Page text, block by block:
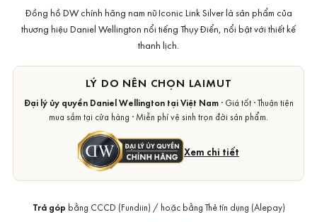
Đồng hồ DW chính hãng nam nữ Iconic Link Silver là sản phẩm của
thương hiệu Daniel Wellington nổi tiếng Thụy Điển, nổi bật với thiết kế
thanh lịch.
LÝ DO NÊN CHỌN LAIMUT
Đại lý ủy quyền Daniel Wellington tại Việt Nam· Giá tốt · Thuận tiện
mua sắm tại cửa hàng · Miễn phí vệ sinh trọn đời sản phẩm.
Xem chi tiết
Trả góp bằng CCCD (Fundiin) / hoặc bằng Thẻ tín dụng (Alepay)